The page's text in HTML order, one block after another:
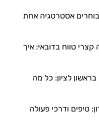
אסטרטגיה אחת
טווח בדובאי: איך
לציון: כל מה
טיפים ודרכי פעולה